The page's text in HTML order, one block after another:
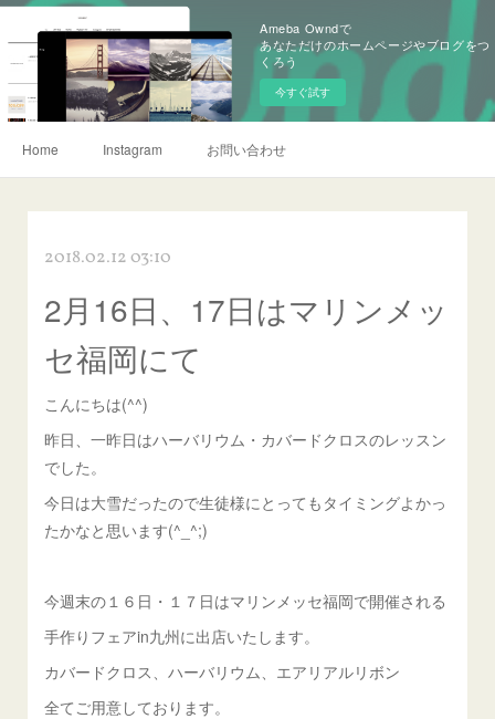
Ameba Owndで
あなただけのホームページやブログをつ
くろう
今すぐ試す
Home Instagram お問い合わせ
2018.02.12 03:10
2月16日、17日はマリンメッ
セ福岡にて
こんにちは(^^)
昨日、一昨日はハーバリウム・カバードクロスのレッスン
でした。
今日は大雪だったので生徒様にとってもタイミングよかっ
たかなと思います(^_^;)
今週末の１６日・１７日はマリンメッセ福岡で開催される
手作りフェアin九州に出店いたします。
カバードクロス、ハーバリウム、エアリアルリボン
全てご用意しております。